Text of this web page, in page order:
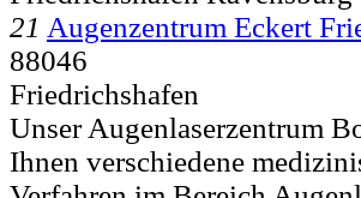
21 Augenzentrum Eckert
88046
Friedrichshafen
Unser Augenlaserzentrum
Ihnen verschiedene